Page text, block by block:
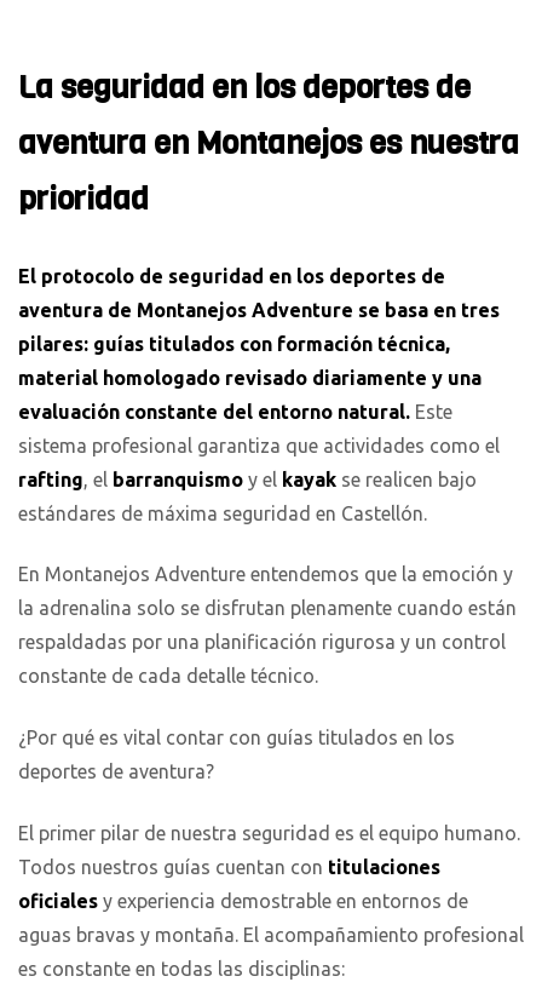
La seguridad en los deportes de
aventura en Montanejos es nuestra
prioridad
El protocolo de seguridad en los deportes de
aventura de Montanejos Adventure se basa en tres
pilares: guías titulados con formación técnica,
material homologado revisado diariamente y una
evaluación constante del entorno natural. Este
sistema profesional garantiza que actividades como el
rafting, el barranquismo y el kayak se realicen bajo
estándares de máxima seguridad en Castellón.
En Montanejos Adventure entendemos que la emoción y
la adrenalina solo se disfrutan plenamente cuando están
respaldadas por una planificación rigurosa y un control
constante de cada detalle técnico.
¿Por qué es vital contar con guías titulados en los
deportes de aventura?
El primer pilar de nuestra seguridad es el equipo humano.
Todos nuestros guías cuentan con titulaciones
oficiales y experiencia demostrable en entornos de
aguas bravas y montaña. El acompañamiento profesional
es constante en todas las disciplinas: